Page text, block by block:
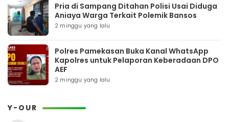
Pria di Sampang Ditahan Polisi Usai Diduga
Aniaya Warga Terkait Polemik Bansos
2 minggu yang lalu
Polres Pamekasan Buka Kanal WhatsApp
Kapolres untuk Pelaporan Keberadaan DPO
AEF
2 minggu yang lalu
Y-OUR